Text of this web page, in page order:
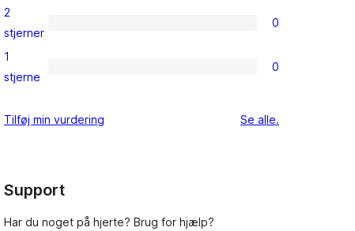
3-
stjernet
0
2-
stjernet
2
stjerner
0
0
stjernet
1
stjerne
0
Tilføj min vurdering Se alle.
Support
Har du noget på hjerte? Brug for hjælp?